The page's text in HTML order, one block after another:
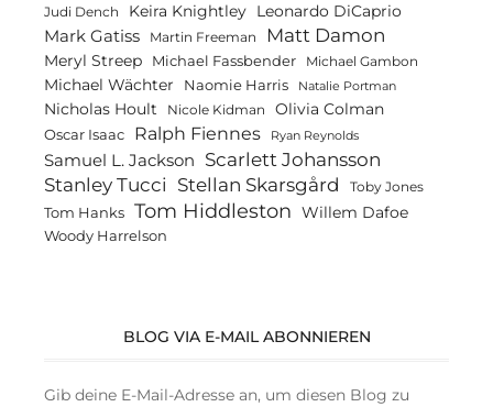
Judi Dench Keira Knightley Leonardo DiCaprio
Mark Gatiss Martin Freeman Matt Damon
Meryl Streep Michael Fassbender Michael Gambon
Michael Wächter Naomie Harris Natalie Portman
Nicholas Hoult Nicole Kidman Olivia Colman
Oscar Isaac Ralph Fiennes Ryan Reynolds
Samuel L. Jackson Scarlett Johansson
Stanley Tucci Stellan Skarsgård Toby Jones
Tom Hanks Tom Hiddleston Willem Dafoe
Woody Harrelson
BLOG VIA E-MAIL ABONNIEREN
Gib deine E-Mail-Adresse an, um diesen Blog zu